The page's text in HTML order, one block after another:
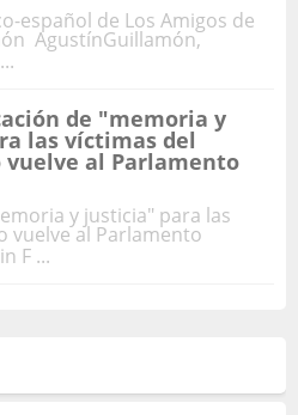
español de Los Amigos de
AgustínGuillamón,
de "memoria y
las víctimas del
al Parlamento
y justicia" para las
vuelve al Parlamento
F ...